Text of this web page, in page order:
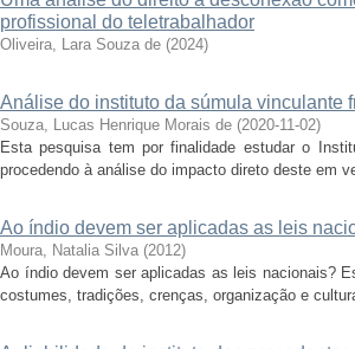
profissional do teletrabalhador
Oliveira, Lara Souza de (2024)
Análise do instituto da súmula vinculante
Souza, Lucas Henrique Morais de (2020-11-02)
Esta pesquisa tem por finalidade estudar o
procedendo à análise do impacto direto deste em
Ao índio devem ser aplicadas as leis
Moura, Natalia Silva (2012)
Ao índio devem ser aplicadas as leis nacionais?
costumes, tradições, crenças, organização e